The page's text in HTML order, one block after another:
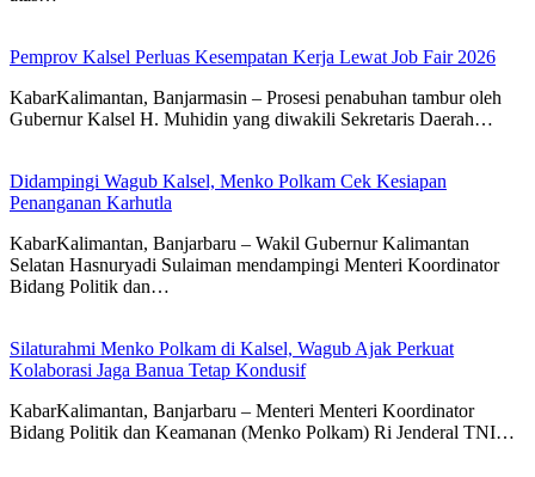
Pemprov Kalsel Perluas Kesempatan Kerja Lewat Job Fair 2026
KabarKalimantan, Banjarmasin – Prosesi penabuhan tambur oleh
Gubernur Kalsel H. Muhidin yang diwakili Sekretaris Daerah…
Didampingi Wagub Kalsel, Menko Polkam Cek Kesiapan
Penanganan Karhutla
KabarKalimantan, Banjarbaru – Wakil Gubernur Kalimantan
Selatan Hasnuryadi Sulaiman mendampingi Menteri Koordinator
Bidang Politik dan…
Silaturahmi Menko Polkam di Kalsel, Wagub Ajak Perkuat
Kolaborasi Jaga Banua Tetap Kondusif
KabarKalimantan, Banjarbaru – Menteri Menteri Koordinator
Bidang Politik dan Keamanan (Menko Polkam) Ri Jenderal TNI…